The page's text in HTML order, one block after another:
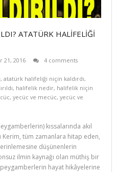
ATATÜRK HALİFELİĞİ
21, 2016
4 comments
, atatürk halifeliği niçin kaldırdı,
, halifelik nedir, halifelik niçin
, yecüc ve mecüc, yecüc ve
kıssalarında akıl
Kerim, tüm zamanlara hitap eden,
düşünenlerin
ilmin kaynağı olan müthiş bir
hayat hikâyelerine